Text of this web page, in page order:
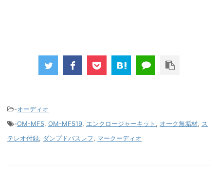
-オーディオ
-OM-MF5, OM-MF519, エンクロージャーキット , オーク無垢材, ス
テレオ付録, ダンプドバスレフ, マークーディオ